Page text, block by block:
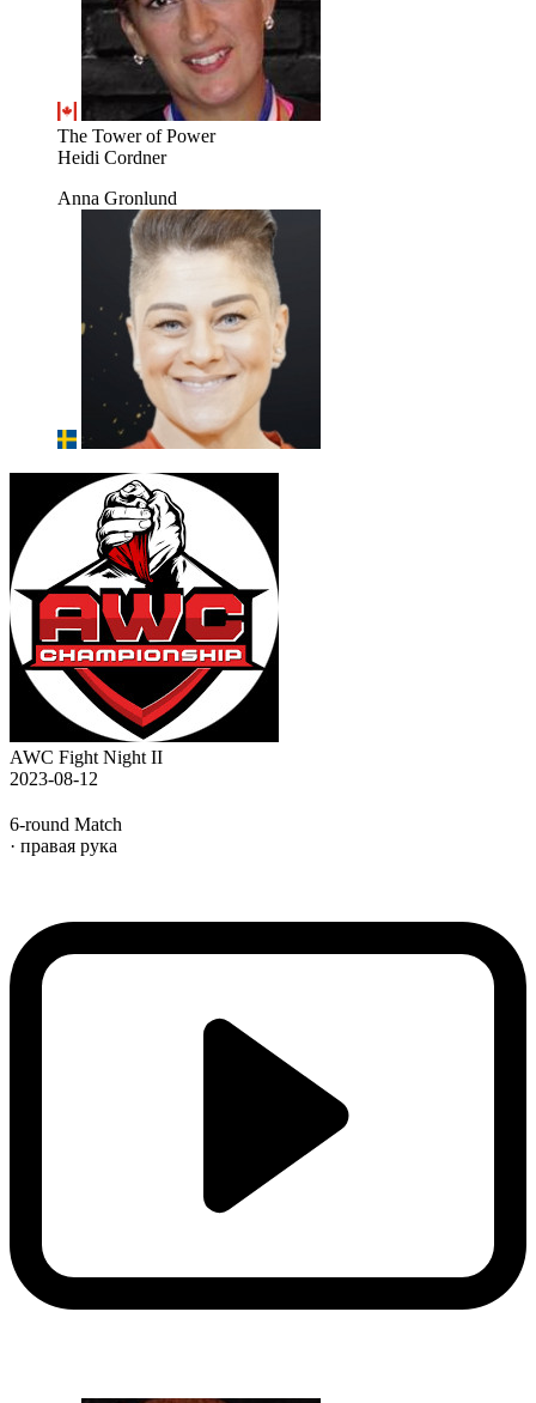
The Tower of Power
Heidi Cordner
Anna Gronlund
AWC Fight Night II
2023-08-12
6-round Match
· правая рука